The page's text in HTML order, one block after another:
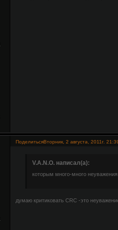
ПоделитьсяВторник, 2 августа, 2011г.
V.A.N.O. написал(а):
которым много-много
думаю критиковать CRC -это